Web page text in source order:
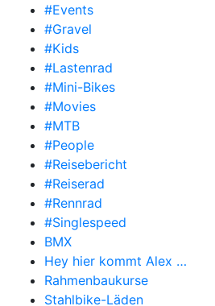
#Events
#Gravel
#Kids
#Lastenrad
#Mini-Bikes
#Movies
#MTB
#People
#Reisebericht
#Reiserad
#Rennrad
#Singlespeed
BMX
Hey hier kommt Alex …
Rahmenbaukurse
Stahlbike-Läden